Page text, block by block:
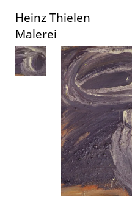
Heinz Thielen
Malerei